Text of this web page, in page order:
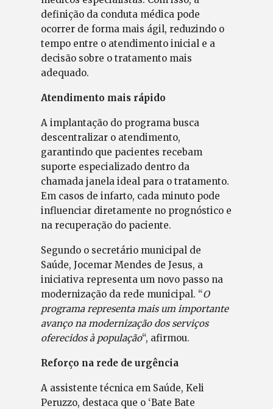
definição da conduta médica pode
ocorrer de forma mais ágil, reduzindo o
tempo entre o atendimento inicial e a
decisão sobre o tratamento mais
adequado.
Atendimento mais rápido
A implantação do programa busca
descentralizar o atendimento,
garantindo que pacientes recebam
suporte especializado dentro da
chamada janela ideal para o tratamento.
Em casos de infarto, cada minuto pode
influenciar diretamente no prognóstico e
na recuperação do paciente.
Segundo o secretário municipal de
Saúde, Jocemar Mendes de Jesus, a
iniciativa representa um novo passo na
modernização da rede municipal. “O
programa representa mais um importante
avanço na modernização dos serviços
oferecidos à população“, afirmou.
Reforço na rede de urgência
A assistente técnica em Saúde, Keli
Peruzzo, destaca que o ‘Bate Bate